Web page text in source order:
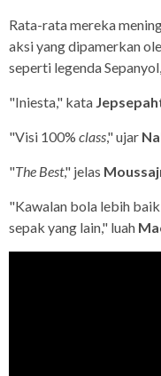
Rata-rata mereka
aksi yang dipamerkan
seperti legenda
"Iniesta," kata
"Visi 100% class," ujar
"The Best," jelas
"Kawalan bola lebih
sepak yang lain," luah